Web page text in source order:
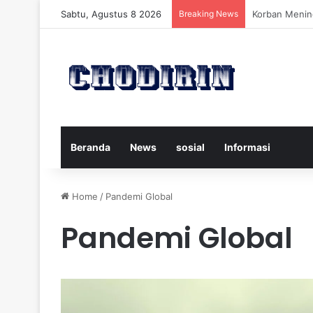
Sabtu, Agustus 8 2026 Breaking News Pelatih
Beranda News sosial Informasi
Home / Pandemi Global
Pandemi Global